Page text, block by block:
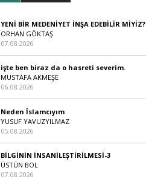
YENİ BİR MEDENİYET İNŞA EDEBİLİR MİYİZ?
ORHAN GÖKTAŞ
07.08.2026
işte ben biraz da o hasreti severim.
MUSTAFA AKMEŞE
06.08.2026
Neden İslamcıyım
YUSUF YAVUZYILMAZ
05.08.2026
BİLGİNİN İNSANİLEŞTİRİLMESİ-3
ÜSTÜN BOL
07.08.2026